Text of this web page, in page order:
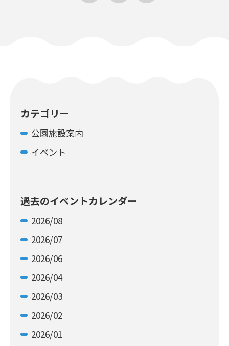
カテゴリー
公園施設案内
イベント
過去のイベントカレンダー
2026/08
2026/07
2026/06
2026/04
2026/03
2026/02
2026/01